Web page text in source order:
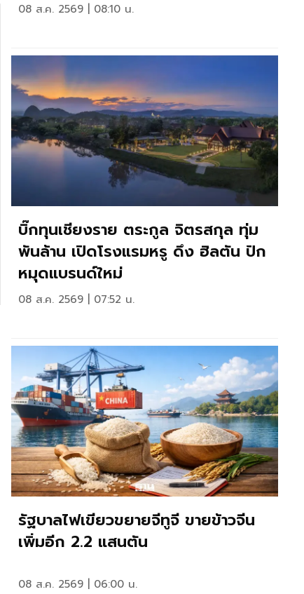
08 ส.ค. 2569 | 08:10 น.
บิ๊กทุนเชียงราย ตระกูล จิตรสกุล ทุ่ม
พันล้าน เปิดโรงแรมหรู ดึง ฮิลตัน ปัก
หมุดแบรนด์ใหม่
08 ส.ค. 2569 | 07:52 น.
รัฐบาลไฟเขียวขยายจีทูจี ขายข้าวจีน
เพิ่มอีก 2.2 แสนตัน
08 ส.ค. 2569 | 06:00 น.